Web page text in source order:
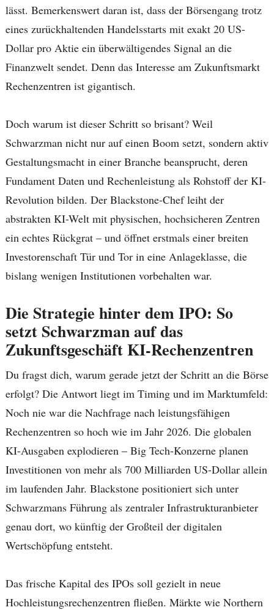
lässt. Bemerkenswert daran ist, dass der Börsengang trotz
eines zurückhaltenden Handelsstarts mit exakt 20 US-
Dollar pro Aktie ein überwältigendes Signal an die
Finanzwelt sendet. Denn das Interesse am Zukunftsmarkt
Rechenzentren ist gigantisch.
Doch warum ist dieser Schritt so brisant? Weil
Schwarzman nicht nur auf einen Boom setzt, sondern aktiv
Gestaltungsmacht in einer Branche beansprucht, deren
Fundament Daten und Rechenleistung als Rohstoff der KI-
Revolution bilden. Der Blackstone-Chef leiht der
abstrakten KI-Welt mit physischen, hochsicheren Zentren
ein echtes Rückgrat – und öffnet erstmals einer breiten
Investorenschaft Tür und Tor in eine Anlageklasse, die
bislang wenigen Institutionen vorbehalten war.
Die Strategie hinter dem IPO: So
setzt Schwarzman auf das
Zukunftsgeschäft KI-Rechenzentren
Du fragst dich, warum gerade jetzt der Schritt an die Börse
erfolgt? Die Antwort liegt im Timing und im Marktumfeld:
Noch nie war die Nachfrage nach leistungsfähigen
Rechenzentren so hoch wie im Jahr 2026. Die globalen
KI-Ausgaben explodieren – Big Tech-Konzerne planen
Investitionen von mehr als 700 Milliarden US-Dollar allein
im laufenden Jahr. Blackstone positioniert sich unter
Schwarzmans Führung als zentraler Infrastrukturanbieter
genau dort, wo künftig der Großteil der digitalen
Wertschöpfung entsteht.
Das frische Kapital des IPOs soll gezielt in neue
Hochleistungsrechenzentren fließen. Märkte wie Northern